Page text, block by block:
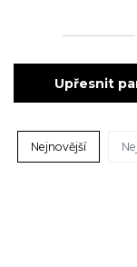
Upřesnit
Nejnovější